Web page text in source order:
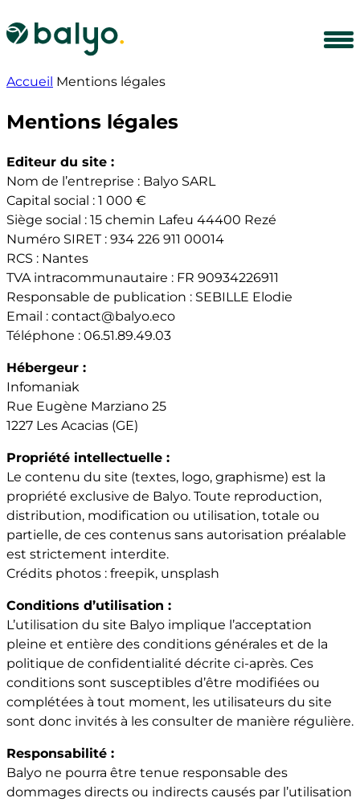
Accueil Mentions légales
Mentions légales
Editeur du site :
Nom de l’entreprise : Balyo SARL
Capital social : 1 000 €
Siège social : 15 chemin Lafeu 44400 Rezé
Numéro SIRET : 934 226 911 00014
RCS : Nantes
TVA intracommunautaire : FR 90934226911
Responsable de publication : SEBILLE Elodie
Email : contact@balyo.eco
Téléphone : 06.51.89.49.03
Hébergeur :
Infomaniak
Rue Eugène Marziano 25
1227 Les Acacias (GE)
Propriété intellectuelle :
Le contenu du site (textes, logo, graphisme) est la
propriété exclusive de Balyo. Toute reproduction,
distribution, modification ou utilisation, totale ou
partielle, de ces contenus sans autorisation préalable
est strictement interdite.
Crédits photos : freepik, unsplash
Conditions d’utilisation :
L’utilisation du site Balyo implique l’acceptation
pleine et entière des conditions générales et de la
politique de confidentialité décrite ci-après. Ces
conditions sont susceptibles d’être modifiées ou
complétées à tout moment, les utilisateurs du site
sont donc invités à les consulter de manière régulière.
Responsabilité :
Balyo ne pourra être tenue responsable des
dommages directs ou indirects causés par l’utilisation